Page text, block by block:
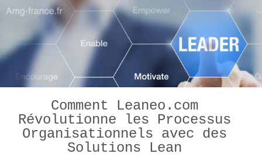
Comment Leaneo.com
Révolutionne les Processus
Organisationnels avec des
Solutions Lean